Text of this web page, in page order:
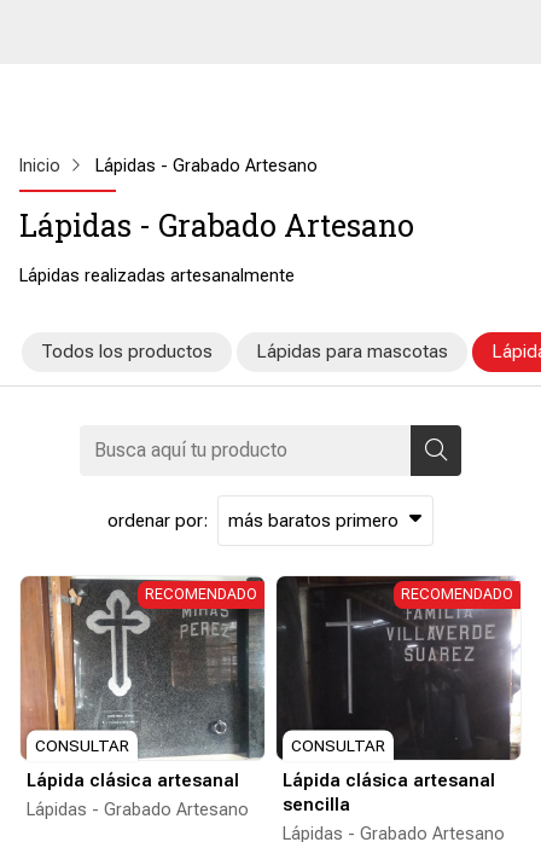
Inicio Lápidas - Grabado Artesano
Lápidas - Grabado Artesano
Lápidas realizadas artesanalmente
Todos los productos Lápidas para mascotas
ordenar por:
Lápida clásica artesanal
Lápidas - Grabado Artesano
CONSULTAR
Lápida clásica artesanal
sencilla
Lápidas - Grabado Artesano
CONSULTAR